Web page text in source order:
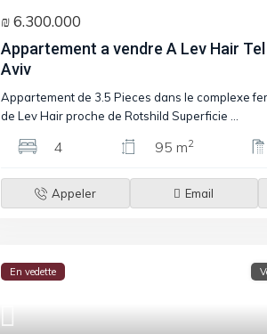
₪ 6.300.000
Appartement a vendre A Lev Hair Tel
Aviv
Appartement de 3.5 Pieces dans le complexe
de Lev Hair proche de Rotshild Superficie
4 95 m2
Appeler Email
En vedette